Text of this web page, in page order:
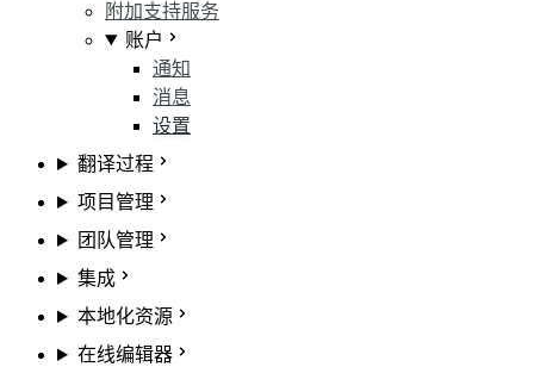
附加支持服务
账户
通知
消息
设置
翻译过程
项目管理
团队管理
集成
本地化资源
在线编辑器